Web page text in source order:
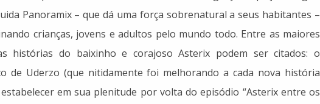
Panoramix – que dá uma força sobrenatural a seus habitantes –
crianças, jovens e adultos pelo mundo todo. Entre as maiores
histórias do baixinho e corajoso Asterix podem ser citados: o
de Uderzo (que nitidamente foi melhorando a cada nova história
em sua plenitude por volta do episódio “Asterix entre os